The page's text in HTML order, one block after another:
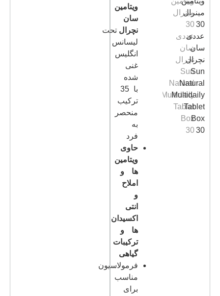
ویتامین
سان
نچرال تحت
لیسانس
انگلیس
غنی
شده
با 35
ترکیب
منحصر
به
فرد
حاوی
ویتامین
ها و
املاح
و
انتی
اکسیدان
ها و
ترکیبات
گیاهی
فرمولاسیون
مناسب
برای